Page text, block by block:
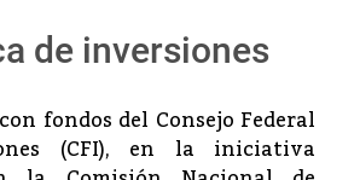
de inversiones
fondos del Consejo Federal
(CFI), en la iniciativa